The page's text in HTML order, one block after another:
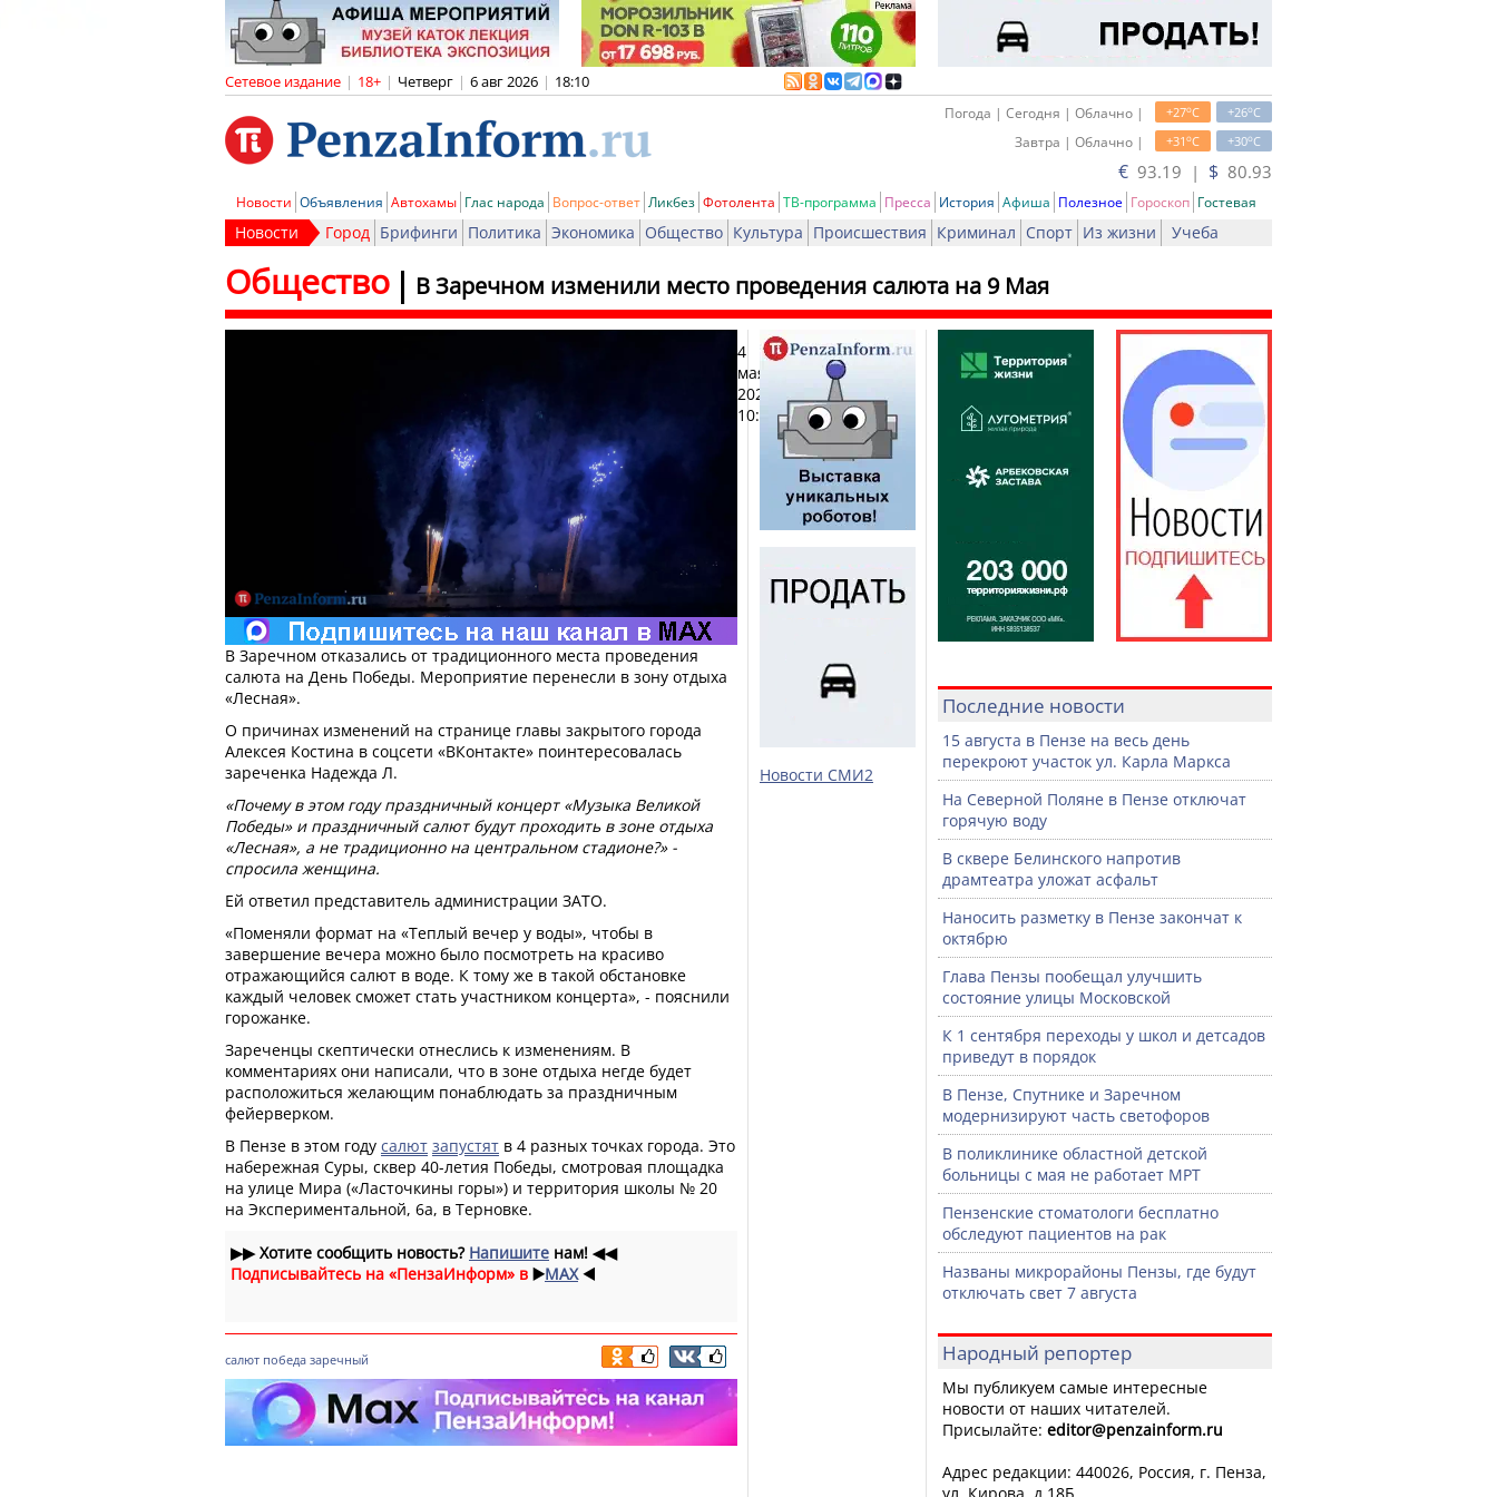
Сетевое издание | 18+ | Четверг | 6 авг 2026 | 18:10
+26oC
+27oC
Погода | Сегодня | Облачно |
+30oC
+31oC
Завтра | Облачно |
€ 93.19 | $ 80.93
Новости Объявления Автохамы Глас народа Вопрос-ответ Ликбез Фотолента ТВ-программа Пресса История Афиша Полезное Гороскоп Гостевая
Новости Город Брифинги Политика Экономика Общество Культура Происшествия Криминал Спорт Из жизни Учеба
В Заречном изменили место проведения салюта на 9 Мая
Общество
4
мая
2025,
10:45
Печать
В Заречном отказались от традиционного места проведения
салюта на День Победы. Мероприятие перенесли в зону отдыха
«Лесная».
О причинах изменений на странице главы закрытого города
Алексея Костина в соцсети «ВКонтакте» поинтересовалась
зареченка Надежда Л.
«Почему в этом году праздничный концерт «Музыка Великой
Победы» и праздничный салют будут проходить в зоне отдыха
«Лесная», а не традиционно на центральном стадионе?» -
спросила женщина.
Ей ответил представитель администрации ЗАТО.
«Поменяли формат на «Теплый вечер у воды», чтобы в
завершение вечера можно было посмотреть на красиво
отражающийся салют в воде. К тому же в такой обстановке
каждый человек сможет стать участником концерта», - пояснили
горожанке.
Зареченцы скептически отнеслись к изменениям. В
комментариях они написали, что в зоне отдыха негде будет
расположиться желающим понаблюдать за праздничным
фейерверком.
В Пензе в этом году салют запустят в 4 разных точках города. Это
набережная Суры, сквер 40-летия Победы, смотровая площадка
на улице Мира («Ласточкины горы») и территория школы № 20
на Экспериментальной, 6а, в Терновке.
▶▶Хотите сообщить новость? Напишите нам! ◀◀
Подписывайтесь на «ПензаИнформ» в ▶️MAX ◀️
салют победа заречный
Новости СМИ2
Последние новости
15 августа в Пензе на весь день
перекроют участок ул. Карла Маркса
На Северной Поляне в Пензе отключат
горячую воду
В сквере Белинского напротив
драмтеатра уложат асфальт
Наносить разметку в Пензе закончат к
октябрю
Глава Пензы пообещал улучшить
состояние улицы Московской
К 1 сентября переходы у школ и детсадов
приведут в порядок
В Пензе, Спутнике и Заречном
модернизируют часть светофоров
В поликлинике областной детской
больницы с мая не работает МРТ
Пензенские стоматологи бесплатно
обследуют пациентов на рак
Названы микрорайоны Пензы, где будут
отключать свет 7 августа
Народный репортер
Мы публикуем самые интересные
новости от наших читателей.
Присылайте: editor@penzainform.ru
Адрес редакции: 440026, Россия, г. Пенза,